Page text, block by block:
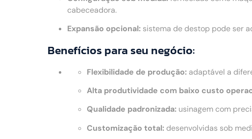
cabeceadora.
Expansão opcional: sistema de destop pode ser
Benefícios para seu negócio:
Flexibilidade de produção: adaptável a
Alta produtividade com baixo custo
Qualidade padronizada: usinagem com
Customização total: desenvolvidas sob